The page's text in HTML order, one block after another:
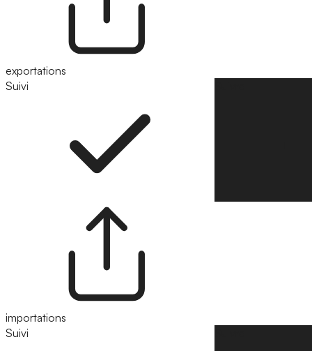
exportations
Suivi
importations
Suivi